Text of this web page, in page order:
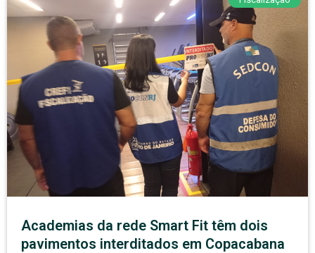
Academias da rede Smart Fit têm dois
pavimentos interditados em Copacabana